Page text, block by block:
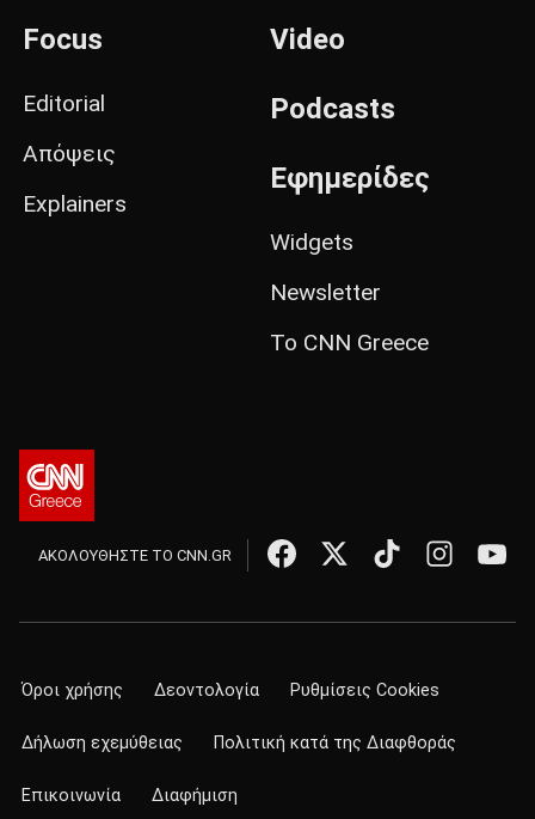
Focus
Editorial
Απόψεις
Explainers
Video
Podcasts
Εφημερίδες
Widgets
Newsletter
Το CNN Greece
ΑΚΟΛΟΥΘΗΣΤΕ ΤΟ CNN.GR
Όροι χρήσης Δεοντολογία Ρυθμίσεις Cookies
Δήλωση εχεμύθειας Πολιτική κατά της Διαφθοράς
Επικοινωνία Διαφήμιση